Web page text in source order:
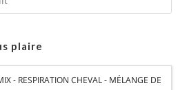
plaire
- RESPIRATION CHEVAL - MÉLANGE DE